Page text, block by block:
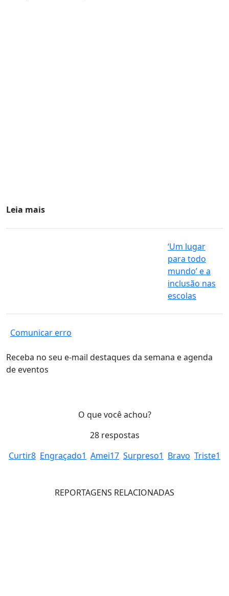
Leia mais
‘Um lugar
para todo
mundo’ e a
inclusão nas
escolas
Comunicar erro
Receba no seu e-mail destaques da semana e agenda
de eventos
O que você achou?
28respostas
Curtir8 Engraçado1 Amei17 Surpreso1 Bravo Triste1
REPORTAGENS RELACIONADAS